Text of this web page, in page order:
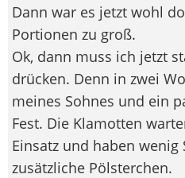
Dann war es jetzt wohl
Portionen zu groß.
Ok, dann muss ich jetzt
drücken. Denn in zwei
meines Sohnes und ein
Fest. Die Klamotten
Einsatz und haben
zusätzliche Pölsterchen.